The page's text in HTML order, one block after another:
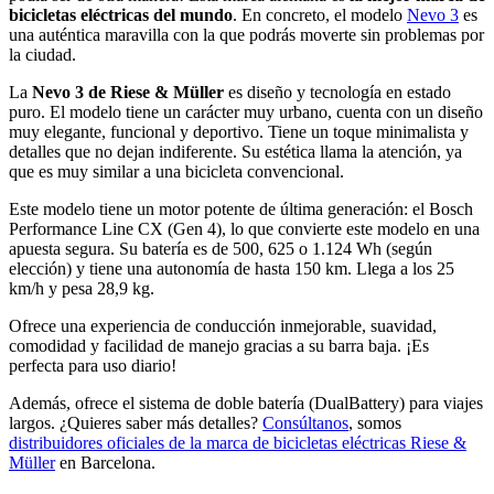
bicicletas eléctricas del mundo. En concreto, el modelo Nevo 3 es
una auténtica maravilla con la que podrás moverte sin problemas por
la ciudad.
La Nevo 3 de Riese & Müller es diseño y tecnología en estado
puro. El modelo tiene un carácter muy urbano, cuenta con un diseño
muy elegante, funcional y deportivo. Tiene un toque minimalista y
detalles que no dejan indiferente. Su estética llama la atención, ya
que es muy similar a una bicicleta convencional.
Este modelo tiene un motor potente de última generación: el Bosch
Performance Line CX (Gen 4), lo que convierte este modelo en una
apuesta segura. Su batería es de 500, 625 o 1.124 Wh (según
elección) y tiene una autonomía de hasta 150 km. Llega a los 25
km/h y pesa 28,9 kg.
Ofrece una experiencia de conducción inmejorable, suavidad,
comodidad y facilidad de manejo gracias a su barra baja. ¡Es
perfecta para uso diario!
Además, ofrece el sistema de doble batería (DualBattery) para viajes
largos. ¿Quieres saber más detalles? Consúltanos, somos
distribuidores oficiales de la marca de bicicletas eléctricas Riese &
Mülleren Barcelona.